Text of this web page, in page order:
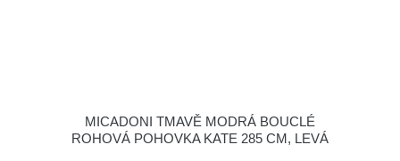
MICADONI TMAVĚ MODRÁ BOUCLÉ
ROHOVÁ POHOVKA KATE 285 CM, LEVÁ